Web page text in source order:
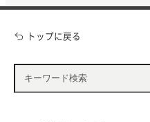
トップに戻る
公益財団法人